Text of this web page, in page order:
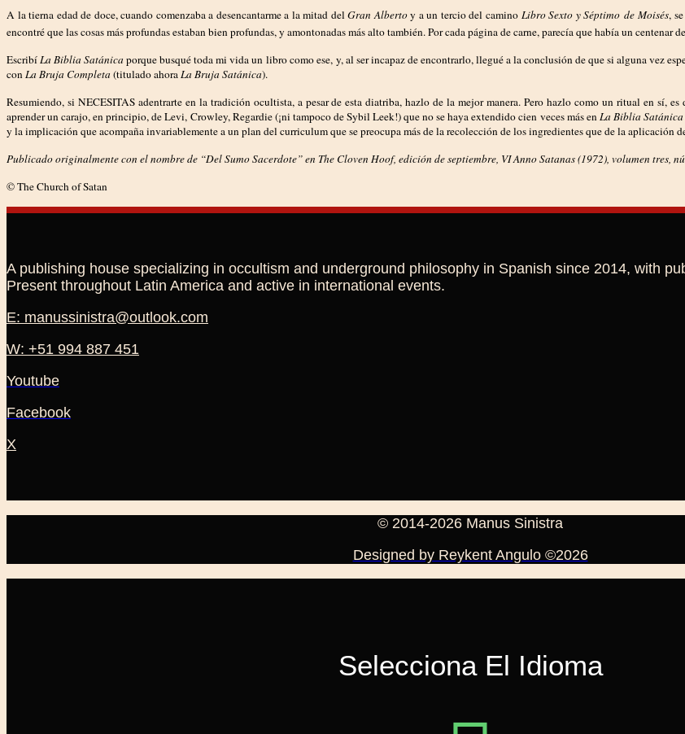
A la tierna edad de doce, cuando comenzaba a desencantarme a la mitad delGran Albertoy a un tercio del camino Libro Sexto y Séptimo deMoisés,
encontré que las cosas más profundas estaban bien profundas, y amontonadas más alto también. Por cada página de carne, parecía que había un
EscribíLa Biblia Satánica porque busqué toda mi vida un libro como ese, y, al ser incapaz de encontrarlo, llegué a la conclusión de que si alguna vez
conLa Bruja Completa (titulado ahoraLa Bruja Satánica).
Resumiendo, si NECESITAS adentrarte en la tradición ocultista, a pesar de esta diatriba, hazlo de la mejor manera. Pero hazlo como un ritual en sí,
aprender un carajo, en principio, de Levi, Crowley, Regardie (¡ni tampoco de Sybil Leek!) que no se haya extendido cien veces más enLa Biblia Satánica
y la implicación que acompaña invariablemente a un plan del curriculum que se preocupa más de la recolección de los ingredientes que de la aplicación
Publicado originalmente con el nombre de “Del Sumo Sacerdote” en The Cloven Hoof, edición de septiembre, VI Anno Satanas (1972), volumen tres,
© The Church of Satan
A publishing house specializing in occultism and underground philosophy in Spanish since 2014, with
Present throughout Latin America and active in international events.
E: manussinistra@outlook.com
W: +51 994 887 451
Youtube
Facebook
X
© 2014-2026 Manus Sinistra
Designed by Reykent Angulo ©2026
Selecciona El Idioma